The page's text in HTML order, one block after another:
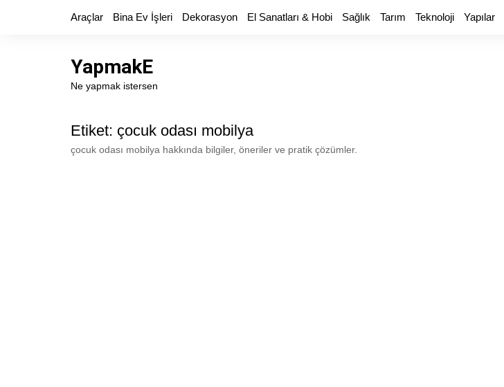
Araçlar Bina Ev İşleri Dekorasyon El Sanatları & Hobi Sağlık Tarım Teknoloji Yapılar
YapmakE
Ne yapmak istersen
Etiket: çocuk odası mobilya
çocuk odası mobilya hakkında bilgiler, öneriler ve pratik çözümler.